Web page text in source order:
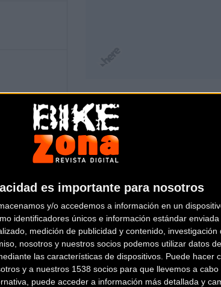
es importante para nosotros
y/o accedemos a información en un
identificadores únicos e información estándar
medición de publicidad y contenido, investigación
nosotros y nuestros socios podemos utilizar datos
las características de dispositivos. Puede hacer
y a nuestros 1538 socios para que llevemos a
puede acceder a información más detallada y
Descubre cómo hacerte tienda Premium para
Errekabitarte, 11 -
UHARTE - ARAKIL (Navarra)
BICICLICK NAVARRA